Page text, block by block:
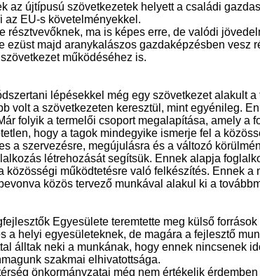
az újtípusú szövetkezetek helyett a családi
az EU-s követelményekkel.
ma is képes erre, de valódi
majd aranykalászos gazdaképzésben
működéséhez is.
lépésekkel még egy szövetkezet alakult
volt a szövetkezeten keresztül, mint egyénileg.
folyik a termelői csoport megalapítása, amely a
hogy a tagok mindegyike ismerje fel a
a szervezésre, megújulásra és a változó
létrehozását segítsük. Ennek alapja
működtetésre való felkészítés. Ennek
közös tervező munkával alakul ki a
Egyesülete teremtette meg külső
a helyi egyesületeknek, de magára a fejlesztő
álltak neki a munkának, hogy ennek nincsenek
szakmai elhivatottsága.
önkormányzatai még nem értékelik